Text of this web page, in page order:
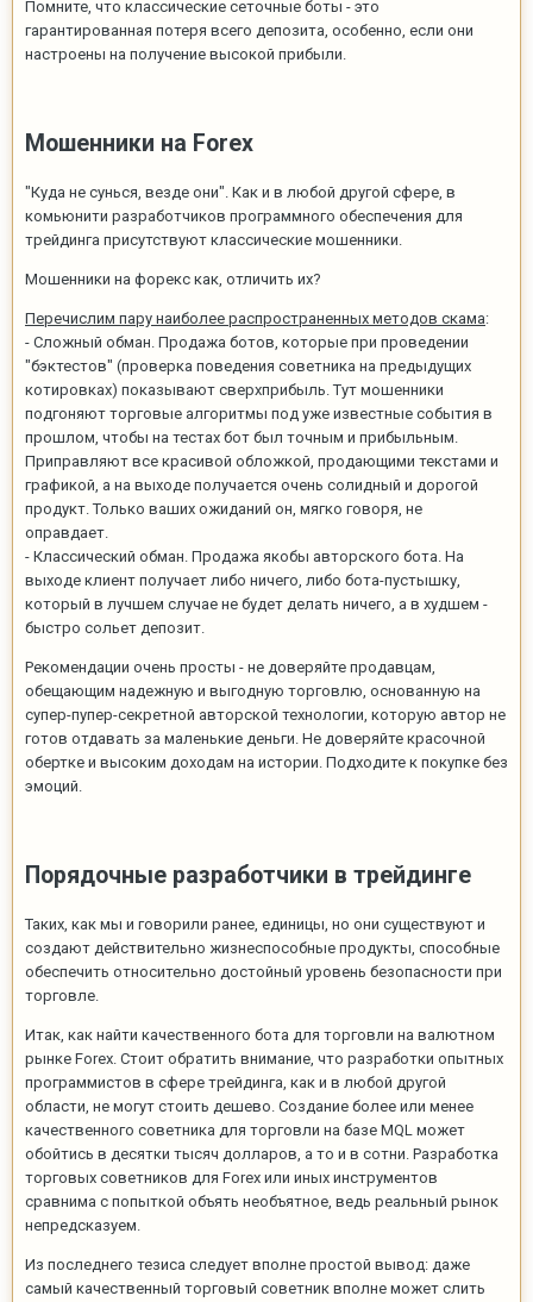
Помните, что классические сеточные боты - это
гарантированная потеря всего депозита, особенно, если они
настроены на получение высокой прибыли.
Мошенники на Forex
"Куда не сунься, везде они". Как и в любой другой сфере, в
комьюнити разработчиков программного обеспечения для
трейдинга присутствуют классические мошенники.
Мошенники на форекс как, отличить их?
Перечислим пару наиболее распространенных методов скама:
- Сложный обман. Продажа ботов, которые при проведении
"бэктестов" (проверка поведения советника на предыдущих
котировках) показывают сверхприбыль. Тут мошенники
подгоняют торговые алгоритмы под уже известные события в
прошлом, чтобы на тестах бот был точным и прибыльным.
Приправляют все красивой обложкой, продающими текстами и
графикой, а на выходе получается очень солидный и дорогой
продукт. Только ваших ожиданий он, мягко говоря, не
оправдает.
- Классический обман. Продажа якобы авторского бота. На
выходе клиент получает либо ничего, либо бота-пустышку,
который в лучшем случае не будет делать ничего, а в худшем -
быстро сольет депозит.
Рекомендации очень просты - не доверяйте продавцам,
обещающим надежную и выгодную торговлю, основанную на
супер-пупер-секретной авторской технологии, которую автор не
готов отдавать за маленькие деньги. Не доверяйте красочной
обертке и высоким доходам на истории. Подходите к покупке без
эмоций.
Порядочные разработчики в трейдинге
Таких, как мы и говорили ранее, единицы, но они существуют и
создают действительно жизнеспособные продукты, способные
обеспечить относительно достойный уровень безопасности при
торговле.
Итак, как найти качественного бота для торговли на валютном
рынке Forex. Стоит обратить внимание, что разработки опытных
программистов в сфере трейдинга, как и в любой другой
области, не могут стоить дешево. Создание более или менее
качественного советника для торговли на базе MQL может
обойтись в десятки тысяч долларов, а то и в сотни. Разработка
торговых советников для Forex или иных инструментов
сравнима с попыткой объять необъятное, ведь реальный рынок
непредсказуем.
Из последнего тезиса следует вполне простой вывод: даже
самый качественный торговый советник вполне может слить